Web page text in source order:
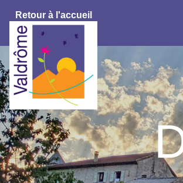
Retour à l'accueil